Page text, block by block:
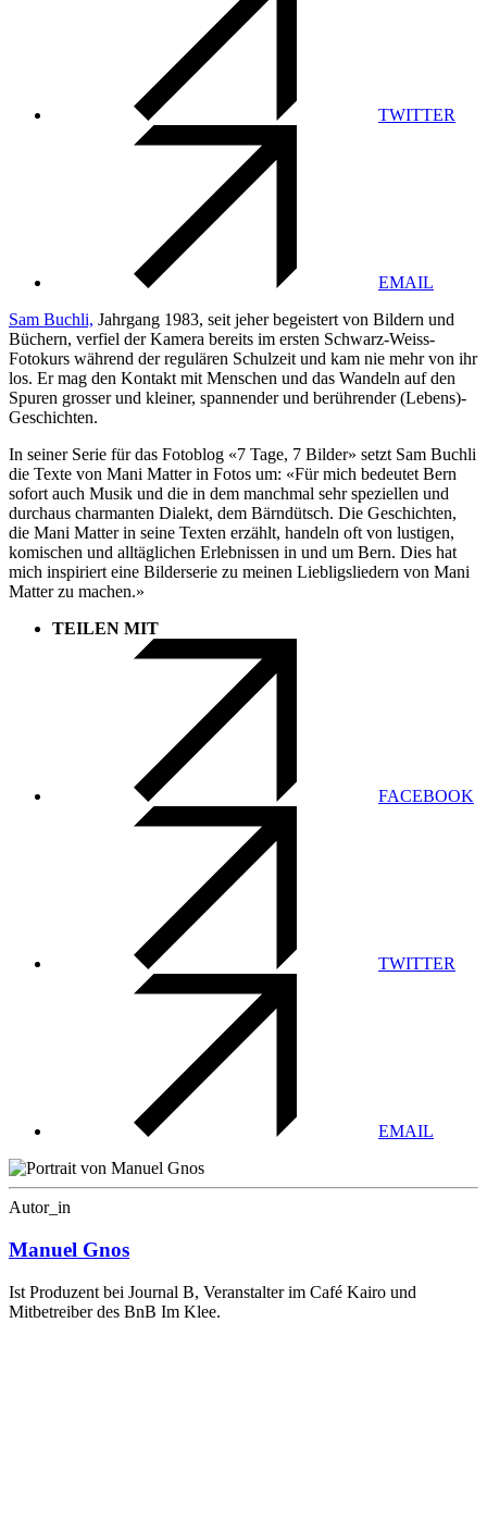
TWITTER
EMAIL
Sam Buchli, Jahrgang 1983, seit jeher begeistert von Bildern und
Büchern, verfiel der Kamera bereits im ersten Schwarz-Weiss-
Fotokurs während der regulären Schulzeit und kam nie mehr von ihr
los. Er mag den Kontakt mit Menschen und das Wandeln auf den
Spuren grosser und kleiner, spannender und berührender (Lebens)-
Geschichten.
In seiner Serie für das Fotoblog «7 Tage, 7 Bilder» setzt Sam Buchli
die Texte von Mani Matter in Fotos um: «Für mich bedeutet Bern
sofort auch Musik und die in dem manchmal sehr speziellen und
durchaus charmanten Dialekt, dem Bärndütsch. Die Geschichten,
die Mani Matter in seine Texten erzählt, handeln oft von lustigen,
komischen und alltäglichen Erlebnissen in und um Bern. Dies hat
mich inspiriert eine Bilderserie zu meinen Liebligsliedern von Mani
Matter zu machen.»
TEILEN MIT
FACEBOOK
TWITTER
EMAIL
Autor_in
Manuel Gnos
Ist Produzent bei Journal B, Veranstalter im Café Kairo und
Mitbetreiber des BnB Im Klee.